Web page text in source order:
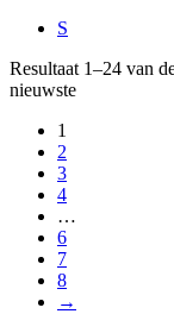
S
Resultaat 1–24 van
nieuwste
1
2
3
4
…
6
7
8
→